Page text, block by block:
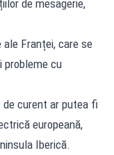
de mesagerie,
ale Franței, care se
probleme cu
curent ar putea fi
europeană,
Iberică.